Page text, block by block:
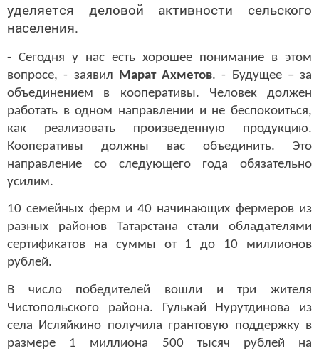
уделяется деловой активности сельского
населения.
- Сегодня у нас есть хорошее понимание в этом
вопросе, - заявил Марат Ахметов. - Будущее – за
объединением в кооперативы. Человек должен
работать в одном направлении и не беспокоиться,
как реализовать произведенную продукцию.
Кооперативы должны вас объединить. Это
направление со следующего года обязательно
усилим.
10 семейных ферм и 40 начинающих фермеров из
разных районов Татарстана стали обладателями
сертификатов на суммы от 1 до 10 миллионов
рублей.
В число победителей вошли и три жителя
Чистопольского района. Гулькай Нурутдинова из
села Исляйкино получила грантовую поддержку в
размере 1 миллиона 500 тысяч рублей на